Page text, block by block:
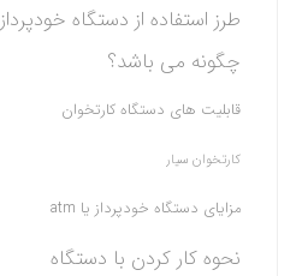
طرز استفاده از دستگاه خودپرداز
چگونه می باشد؟
قابلیت های دستگاه کارتخوان
کارتخوان سیار
مزایای دستگاه خودپرداز یا atm
نحوه کار کردن با دستگاه